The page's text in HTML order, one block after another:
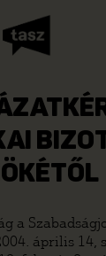
a
április 14,